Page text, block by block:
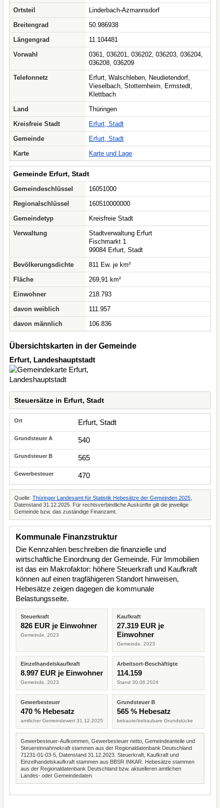
Ortsteil
Linderbach-Azmannsdorf
Breitengrad
50.986938
Längengrad
11.104481
Vorwahl
0361, 036201, 036202, 036203, 036204,
036208, 036209
Telefonnetz
Erfurt, Walschleben, Neudietendorf,
Vieselbach, Stotternheim, Ermstedt,
Klettbach
Land
Thüringen
Kreisfreie Stadt
Erfurt, Stadt
Gemeinde
Erfurt, Stadt
Karte
Karte und Lage
Gemeinde Erfurt, Stadt
Gemeindeschlüssel
16051000
Regionalschlüssel
160510000000
Gemeindetyp
Kreisfreie Stadt
Verwaltung
Stadtverwaltung Erfurt
Fischmarkt 1
99084 Erfurt, Stadt
Bevölkerungsdichte
811 Ew. je km²
Fläche
269,91 km²
Einwohner
218.793
davon weiblich
111.957
davon männlich
106.836
Übersichtskarten in der Gemeinde
Erfurt, Landeshauptstadt
Steuersätze in Erfurt, Stadt
Erfurt, Stadt
540
565
470
Quelle: Thüringer Landesamt für Statistik Hebesätze der Gemeinden 2025
Datenstand 31.12.2025. Für rechtsverbindliche Auskünfte gilt die jeweilige
Gemeinde bzw. das zuständige Finanzamt.
Kommunale Finanzstruktur
Die Kennzahlen beschreiben die finanzielle und
wirtschaftliche Einordnung der Gemeinde. Für Immobilien
ist das ein Makrofaktor: höhere Steuerkraft und Kaufkraft
können auf einen tragfähigeren Standort hinweisen,
Hebesätze zeigen dagegen die kommunale
Belastungsseite.
Steuerkraft
826 EUR je Einwohner
Gemeinde, 2023
Kaufkraft
27.319 EUR je
Einwohner
Gemeinde, 2023
Einzelhandelskaufkraft
8.997 EUR je Einwohner
Gemeinde, 2023
Arbeitsort-Beschäftigte
114.159
Stand 30.06.2024
Gewerbesteuer
470 % Hebesatz
amtlicher Gemeindewert 31.12.2025
Grundsteuer B
565 % Hebesatz
bebaute/bebaubare Grundstücke
Gewerbesteuer-Aufkommen, Gewerbesteuer netto, Gemeindeanteile und
Steuereinnahmekraft stammen aus der Regionaldatenbank Deutschland
71231-01-03-5, Datenstand 31.12.2023. Steuerkraft, Kaufkraft und
Einzelhandelskaufkraft stammen aus BBSR INKAR. Hebesätze stammen
aus der Regionaldatenbank Deutschland bzw. aktuelleren amtlichen
Landes- oder Gemeindedaten.